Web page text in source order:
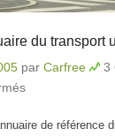
du transport
par Carfree
3
de référence